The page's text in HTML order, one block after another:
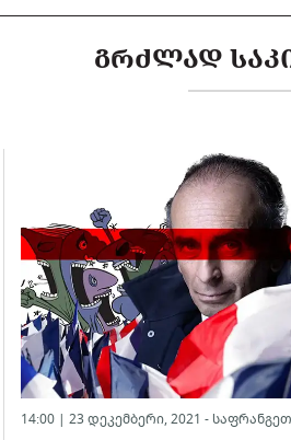
ᲒᲠᲫᲚᲐᲓ
14:00 | 23 დეკემბერი, 2021 -